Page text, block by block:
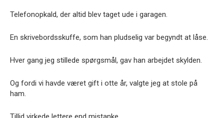
Telefonopkald, der altid blev taget ude i garagen.
En skrivebordsskuffe, som han pludselig var begyndt at låse.
Hver gang jeg stillede spørgsmål, gav han arbejdet skylden.
Og fordi vi havde været gift i otte år, valgte jeg at stole på
ham.